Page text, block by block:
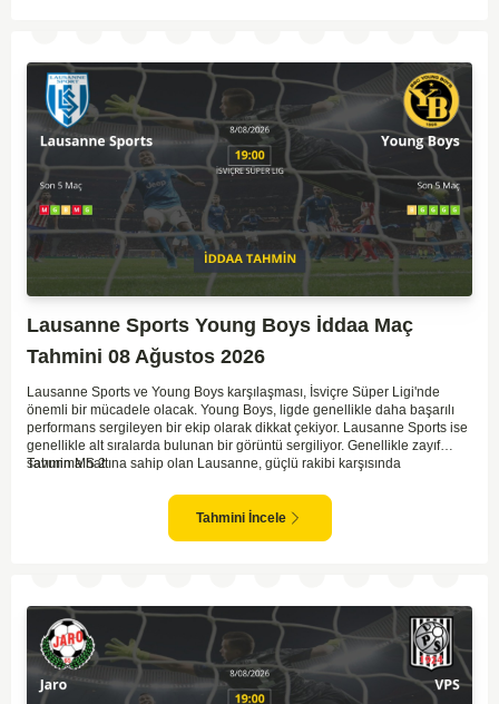
Lausanne Sports Young Boys İddaa Maç
Tahmini 08 Ağustos 2026
Lausanne Sports ve Young Boys karşılaşması, İsviçre Süper Ligi'nde
önemli bir mücadele olacak. Young Boys, ligde genellikle daha başarılı
performans sergileyen bir ekip olarak dikkat çekiyor. Lausanne Sports ise
genellikle alt sıralarda bulunan bir görüntü sergiliyor. Genellikle zayıf
savunma hattına sahip olan Lausanne, güçlü rakibi karşısında
Maçın sonucunda Young Boys'un galip gelme olasılığı yüksek görünüyor.
Tahmin MS 2
Tahmini İncele